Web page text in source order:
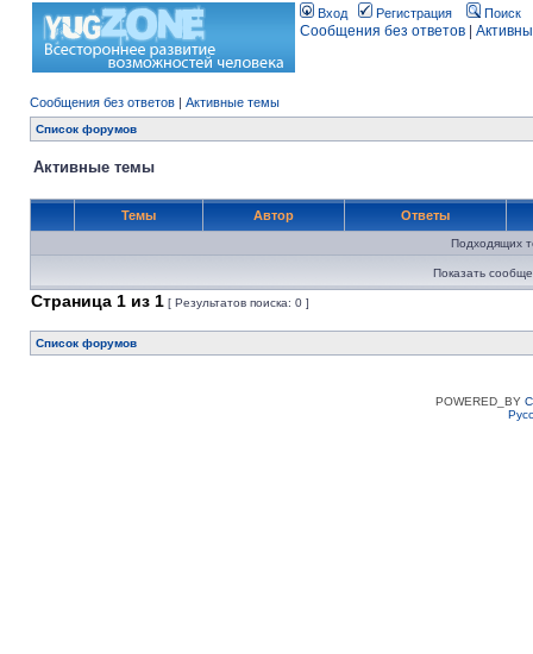
Вход Регистрация Поиск
Сообщения без ответов
Сообщения без ответов | Активные темы
Список форумов
Активные темы
Темы Автор Ответы
Подходящих
Показать
Страница 1 из 1 [ Результатов поиска: 0 ]
Список форумов
POWERED_BY